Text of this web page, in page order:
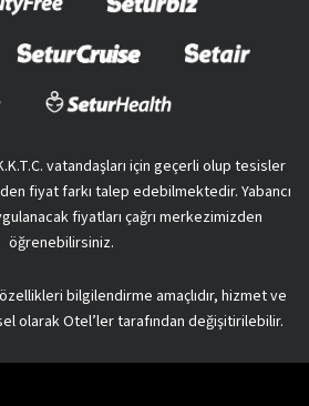
vatandaşları için geçerli olup tesisler
fiyat farkı talep edebilmektedir. Yabancı
fiyatları çağrı merkezimizden
öğrenebilirsiniz.
bilgilendirme amaçlıdır, hizmet ve
olarak Otel’ler tarafından değişitirilebilir.